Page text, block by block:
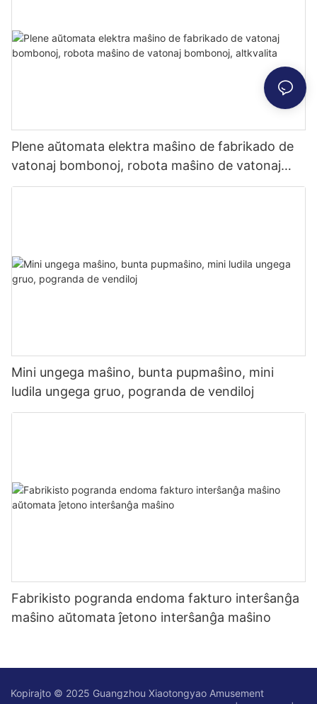
Plene aŭtomata elektra maŝino de fabrikado de
vatonaj bombonoj, robota maŝino de vatonaj
bombonoj, altkvalita
Mini ungega maŝino, bunta pupmaŝino, mini
ludila ungega gruo, pogranda de vendiloj
Fabrikisto pogranda endoma fakturo interŝanĝa
maŝino aŭtomata ĵetono interŝanĝa maŝino
Kopirajto © 2025 Guangzhou Xiaotongyao Amusement